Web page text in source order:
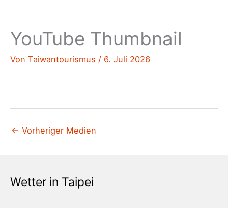
YouTube Thumbnail
Von Taiwantourismus / 6. Juli 2026
← Vorheriger Medien
Wetter in Taipei